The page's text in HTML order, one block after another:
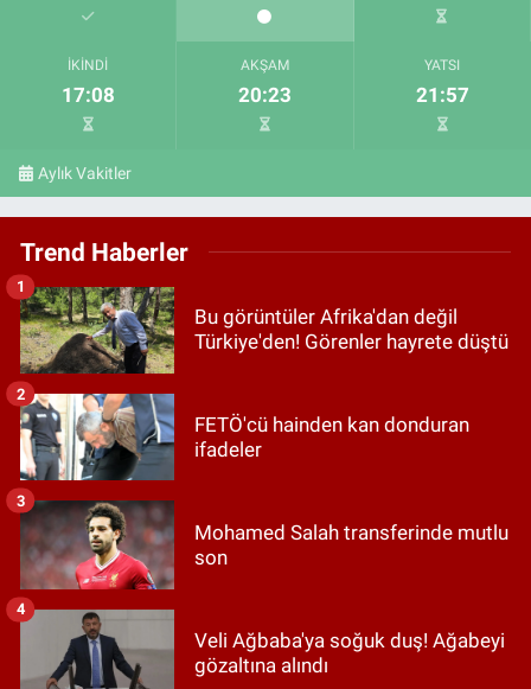
İKINDI
17:08
AKŞAM
20:23
YATSI
21:57
Aylık Vakitler
Trend Haberler
Bu görüntüler Afrika'dan değil
Türkiye'den! Görenler hayrete düştü
1
FETÖ'cü hainden kan donduran
ifadeler
2
Mohamed Salah transferinde mutlu
son
3
Veli Ağbaba'ya soğuk duş! Ağabeyi
gözaltına alındı
4